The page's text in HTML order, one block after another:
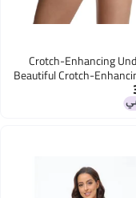
Crotch-Enhancing
Beautiful Crotch-
Butt-Lifting Pants,
Pads, Body-